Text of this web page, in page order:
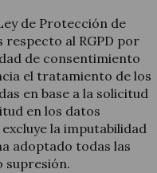
de Protección de
al RGPD por
de consentimiento
el tratamiento de los
en base a la solicitud
en los datos
la imputabilidad
adoptado todas las
supresión.